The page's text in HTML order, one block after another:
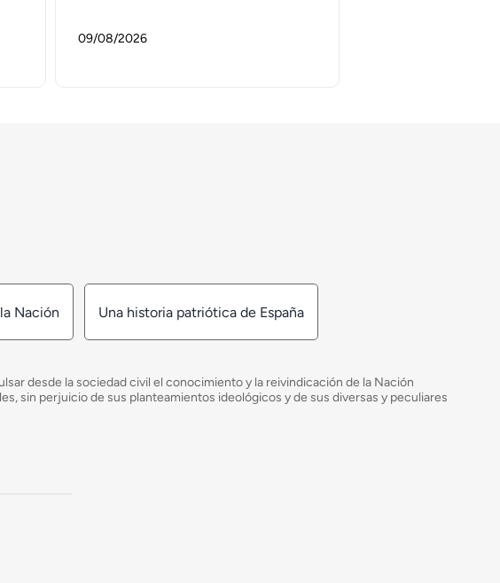
09/08/2026
Nación Una historia patriótica de España
desde la sociedad civil el conocimiento y la reivindicación de la Nación
sin perjuicio de sus planteamientos ideológicos y de sus diversas y peculiares